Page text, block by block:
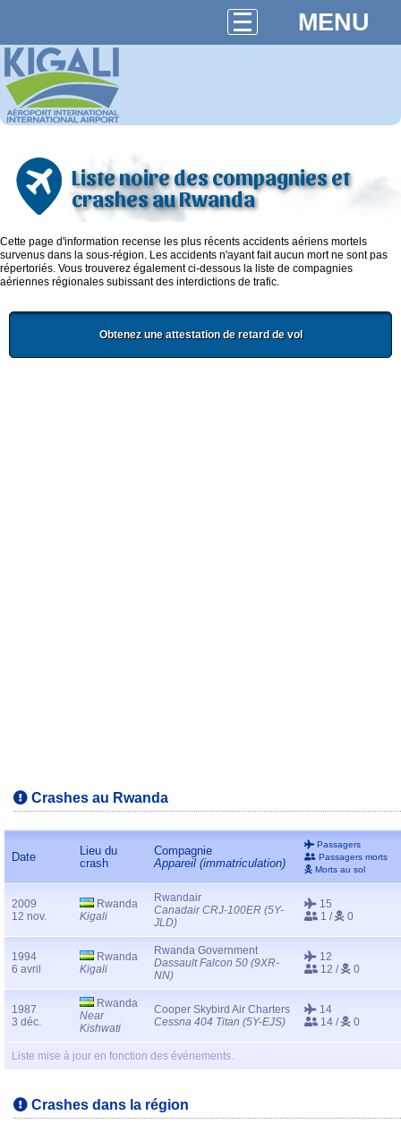
MENU
Liste noire des compagnies et
crashes au Rwanda
Cette page d'information recense les plus récents accidents aériens mortels
survenus dans la sous-région. Les accidents n'ayant fait aucun mort ne sont pas
répertoriés. Vous trouverez également ci-dessous la liste de compagnies
aériennes régionales subissant des interdictions de trafic.
Obtenez une attestation de retard de vol
Crashes au Rwanda
Date
Lieu du
crash
Compagnie
Appareil (immatriculation)
Passagers
Passagers morts
Morts au sol
Liste mise à jour en fonction des événements.
2009
12 nov.
Rwanda
Kigali
Rwandair
Canadair CRJ-100ER (5Y-
JLD)
15
1 /
0
1994
6 avril
Rwanda
Kigali
Rwanda Government
Dassault Falcon 50 (9XR-
NN)
12
12 /
0
1987
3 déc.
Rwanda
Near
Kishwati
Cooper Skybird Air Charters
Cessna 404 Titan (5Y-EJS)
14
14 /
0
Crashes dans la région